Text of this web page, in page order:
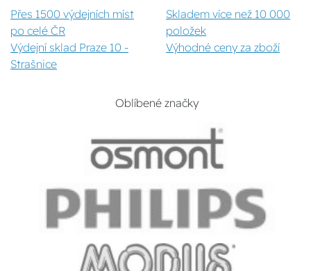
Přes 1500 výdejních míst
po celé ČR
Skladem více než 10 000
položek
Výdejní sklad Praze 10 -
Strašnice
Výhodné ceny za zboží
Oblíbené značky